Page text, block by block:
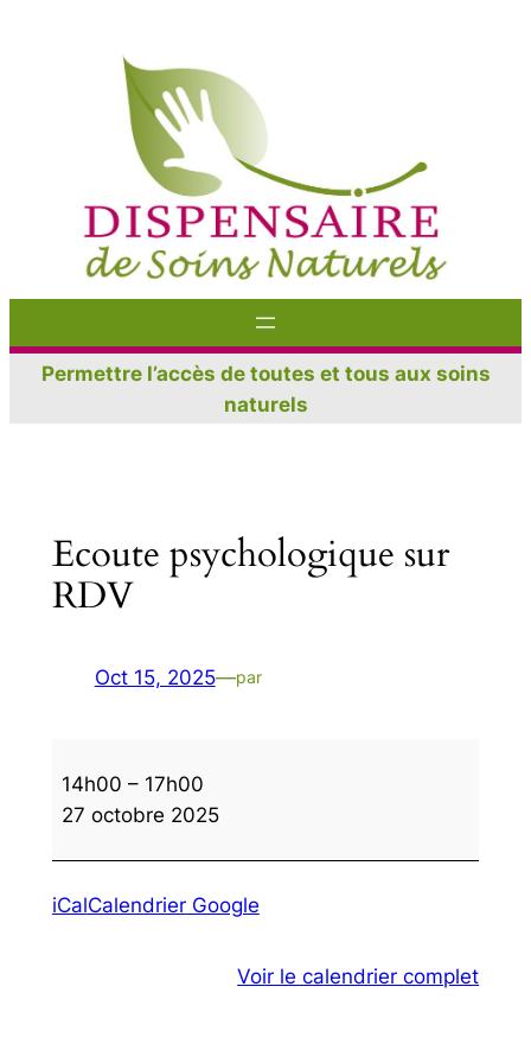
Permettre l’accès de toutes et tous aux soins
naturels
Ecoute psychologique sur
RDV
Oct 15, 2025—par
psychologique
sur
14h00 – 17h00
27 octobre 2025
iCalCalendrier Google
Voir le calendrier complet